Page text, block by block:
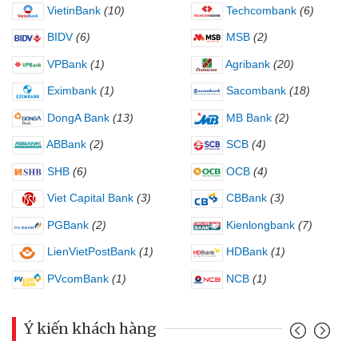
VietinBank (10) Techcombank (6)
BIDV (6) MSB (2)
VPBank (1) Agribank (20)
Eximbank (1) Sacombank (18)
DongA Bank (13) MB Bank (2)
ABBank (2) SCB (4)
SHB (6) OCB (4)
Viet Capital Bank (3) CBBank (3)
PGBank (2) Kienlongbank (7)
LienVietPostBank (1) HDBank (1)
PVcomBank (1) NCB (1)
Ý kiến khách hàng